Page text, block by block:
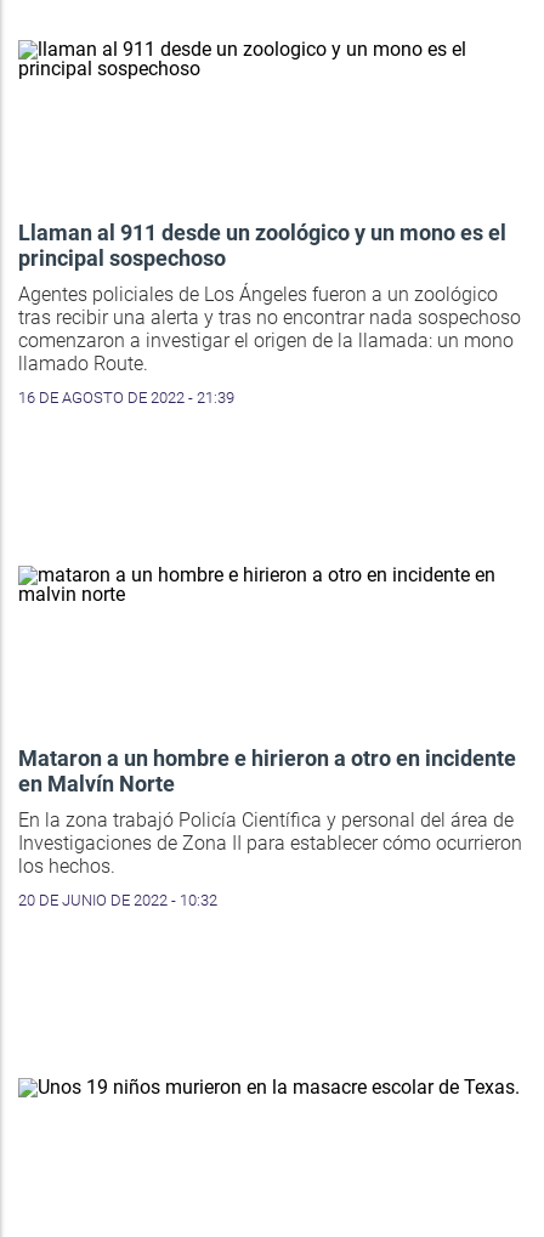
Llaman al 911 desde un zoológico y un mono es el
principal sospechoso
Agentes policiales de Los Ángeles fueron a un zoológico
tras recibir una alerta y tras no encontrar nada sospechoso
comenzaron a investigar el origen de la llamada: un mono
llamado Route.
16 DE AGOSTO DE 2022 - 21:39
Mataron a un hombre e hirieron a otro en incidente
en Malvín Norte
En la zona trabajó Policía Científica y personal del área de
Investigaciones de Zona II para establecer cómo ocurrieron
los hechos.
20 DE JUNIO DE 2022 - 10:32